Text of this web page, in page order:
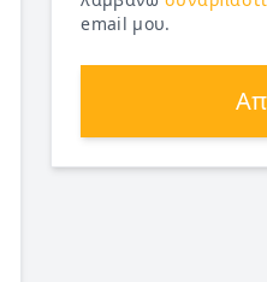
email μου.